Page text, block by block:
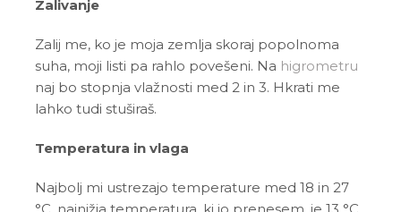
Zalivanje
Zalij me, ko je moja zemlja skoraj popolnoma
suha, moji listi pa rahlo povešeni. Na higrometru
naj bo stopnja vlažnosti med 2 in 3. Hkrati me
lahko tudi stuširaš.
Temperatura in vlaga
Najbolj mi ustrezajo temperature med 18 in 27